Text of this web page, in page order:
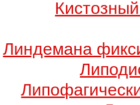
Линдемана